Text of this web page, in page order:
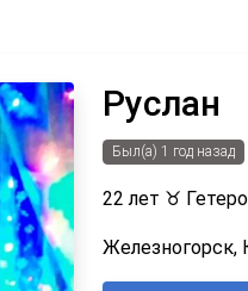
Руслан
Был(а) 1 год назад
22 лет ♉ Гетеро